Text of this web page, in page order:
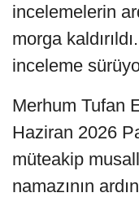
incelemelerin
morga
inceleme
Merhum Tufan
Haziran 2026
müteakip
namazının